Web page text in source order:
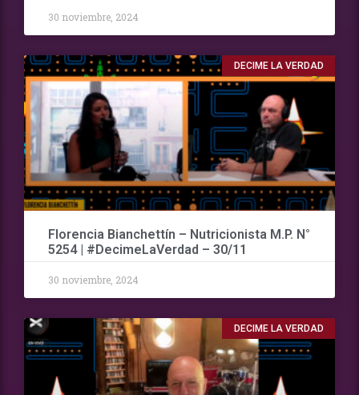
30 noviembre, 2024
DECIME LA VERDAD
Florencia Bianchettín – Nutricionista M.P. N°
5254 | #DecimeLaVerdad – 30/11
30 noviembre, 2024
DECIME LA VERDAD